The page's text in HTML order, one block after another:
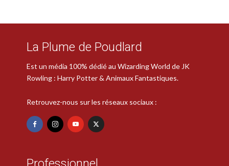
La Plume de Poudlard
Est un média 100% dédié au Wizarding World de JK
Rowling : Harry Potter & Animaux Fantastiques.
Retrouvez-nous sur les réseaux sociaux :